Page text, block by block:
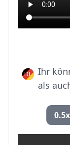
Ihr
als
0.5x